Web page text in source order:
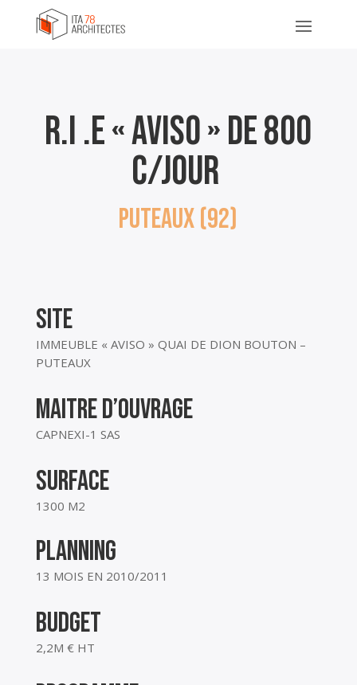
R.I .E « AVISO » DE800
C/JOUR
PUTEAUX (92)
site
IMMEUBLE « AVISO » QUAI DE DION BOUTON –
PUTEAUX
MAITRE D’OUVRAGE
CAPNEXI-1 SAS
SURFACE
1300 M2
planning
13 MOIS EN 2010/2011
budget
2,2M € HT